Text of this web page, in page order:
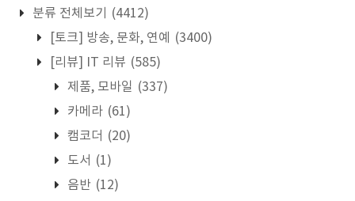
분류 전체보기
(4412)
[토크] 방송, 문화, 연예
(3400)
[리뷰] IT 리뷰 (585)
제품, 모바일 (337)
카메라 (61)
캠코더 (20)
도서 (1)
음반 (12)